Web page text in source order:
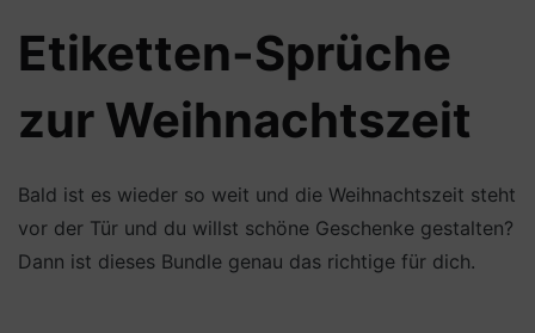
Etiketten-Sprüche
zur Weihnachtszeit
Bald ist es wieder so weit und die Weihnachtszeit steht
vor der Tür und du willst schöne Geschenke gestalten?
Dann ist dieses Bundle genau das richtige für dich.